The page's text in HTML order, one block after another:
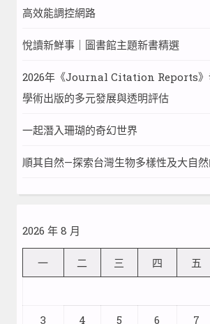
高效能調控網路
悅讀新鮮事｜圖書館主題新書精選
2026年《Journal Citation Reports》
學術出版的多元發展與透明評估
一起潛入珊瑚的奇幻世界
順其自然—探索台灣生物多樣性及大自
2026 年 8 月
一 二 三 四 五
3 4 5 6 7